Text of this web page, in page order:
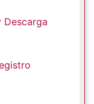
Descarga